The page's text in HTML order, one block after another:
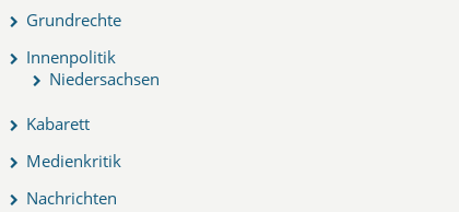
Grundrechte
Innenpolitik
Niedersachsen
Kabarett
Medienkritik
Nachrichten